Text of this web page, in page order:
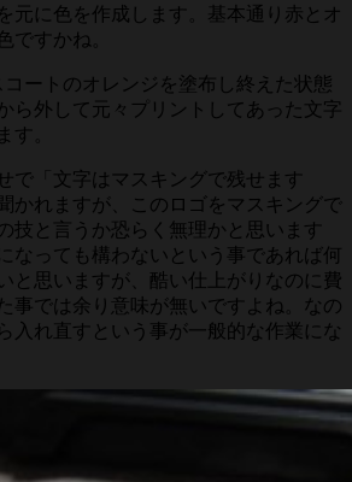
元に色を作成します。基本通り赤とオ
ですかね。
コートのオレンジを塗布し終えた状態
ら外して元々プリントしてあった文字
す。
で「文字はマスキングで残せます
かれますが、このロゴをマスキングで
技と言うか恐らく無理かと思います
なっても構わないという事であれば何
と思いますが、酷い仕上がりなのに費
事では余り意味が無いですよね。なの
入れ直すという事が一般的な作業にな